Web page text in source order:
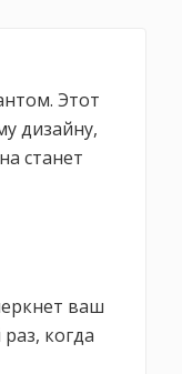
Этот
дизайну,
станет
ваш
когда